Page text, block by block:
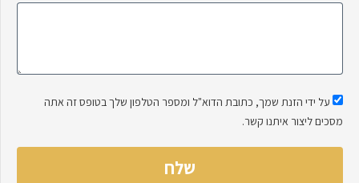
על ידי הזנת שמך, כתובת הדוא"ל ומספר הטלפון שלך בטופס זה אתה
מסכים ליצור איתנו קשר.
שלח